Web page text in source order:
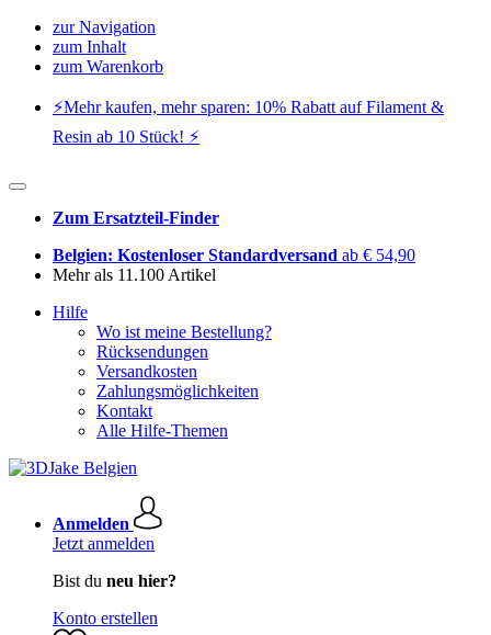
zur Navigation
zum Inhalt
zum Warenkorb
⚡️Mehr kaufen, mehr sparen: 10% Rabatt auf Filament &
Resin ab 10 Stück! ⚡️
Zum Ersatzteil-Finder
Belgien: Kostenloser Standardversand ab € 54,90
Mehr als 11.100 Artikel
Hilfe
Wo ist meine Bestellung?
Rücksendungen
Versandkosten
Zahlungsmöglichkeiten
Kontakt
Alle Hilfe-Themen
Anmelden
Jetzt anmelden
Bist du neu hier?
Konto erstellen